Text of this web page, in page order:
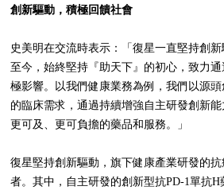
創新驅動，積極回饋社會
史美明在交流時表示：「復星一直堅持創
至今，始終堅持『助天下』的初心，致力
極影響。以我們健康業務為例，我們以源
的臨床需求，通過持續增強自主研發創新能
更可及、更可負擔的藥品和服務。」
復星堅持創新驅動，旗下健康產業研發的
者。其中，自主研發的創新型抗PD-1單抗